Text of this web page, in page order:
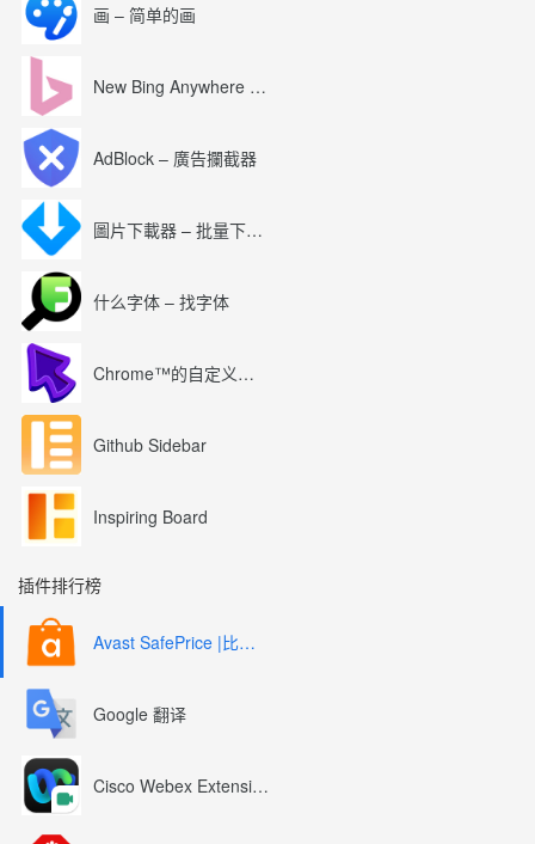
画 – 简单的画
New Bing Anywhere (Bing Chat GPT-4)
AdBlock – 廣告攔截器
圖片下載器 – 批量下載圖片
什么字体 – 找字体
Chrome™的自定义光标
Github Sidebar
Inspiring Board
插件排行榜
Avast SafePrice |比较、交易、优惠券
Google 翻译
Cisco Webex Extension